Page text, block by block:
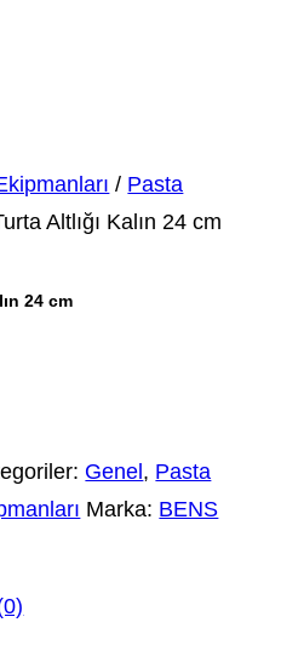
/ Pasta
Altlığı Kalın 24 cm
24 cm
Genel , Pasta
Marka: BENS